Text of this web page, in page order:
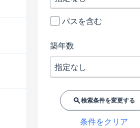
バスを含む
築年数
検索条件を変更する
条件をクリア